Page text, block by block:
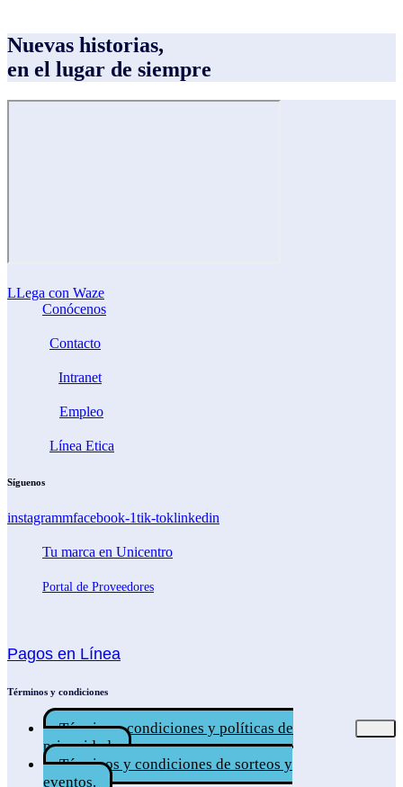
Nuevas historias,
en el lugar de siempre
LLega con Waze
Conócenos
Contacto
Intranet
Empleo
Línea Etica
Síguenos
instagrammfacebook-1tik-toklinkedin
Tu marca en Unicentro
Portal de Proveedores
Pagos en Línea
Términos y condiciones
Términos, condiciones y políticas de
privacidad.
Términos y condiciones de sorteos y
eventos.